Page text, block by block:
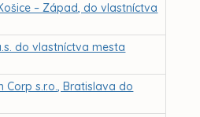
– Západ, do vlastníctva
do vlastníctva mesta
s.r.o., Bratislava do